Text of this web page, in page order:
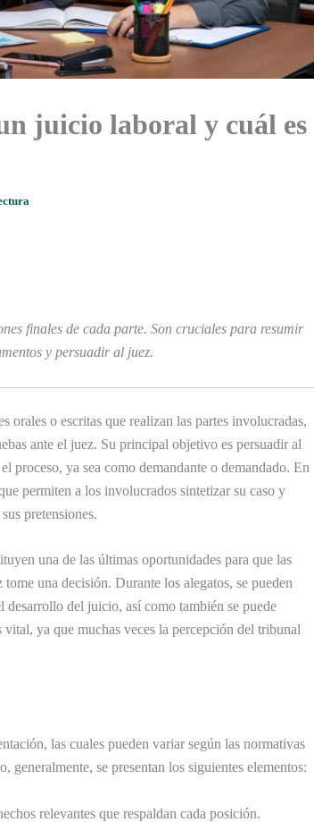
juicio laboral y cuál es
finales de cada parte. Son cruciales para resumir
y persuadir al juez.
orales o escritas que realizan las partes involucradas,
ante el juez. Su principal objetivo es persuadir al
proceso, ya sea como demandante o demandado. En
permiten a los involucrados sintetizar su caso y
pretensiones.
una de las últimas oportunidades para que las
una decisión. Durante los alegatos, se pueden
desarrollo del juicio, así como también se puede
ya que muchas veces la percepción del tribunal
las cuales pueden variar según las normativas
se presentan los siguientes elementos:
relevantes que respaldan cada posición.